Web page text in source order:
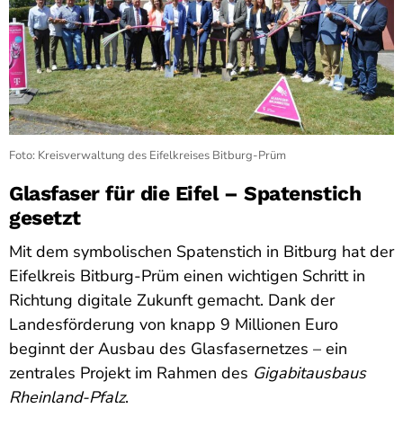
Foto: Kreisverwaltung des Eifelkreises Bitburg-Prüm
Glasfaser für die Eifel – Spatenstich
gesetzt
Mit dem symbolischen Spatenstich in Bitburg hat der
Eifelkreis Bitburg-Prüm einen wichtigen Schritt in
Richtung digitale Zukunft gemacht. Dank der
Landesförderung von knapp 9 Millionen Euro
beginnt der Ausbau des Glasfasernetzes – ein
zentrales Projekt im Rahmen des Gigabitausbaus
Rheinland-Pfalz.